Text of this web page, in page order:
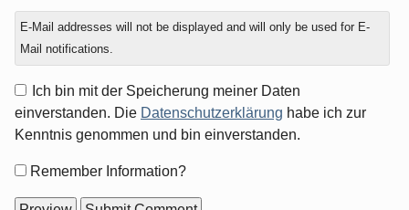
E-Mail addresses will not be displayed and will only be used for E-
Mail notifications.
Ich bin mit der Speicherung meiner Daten
einverstanden. Die Datenschutzerklärung habe ich zur
Kenntnis genommen und bin einverstanden.
FormRemember Information?